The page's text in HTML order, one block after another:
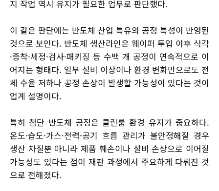
지 작업 역시 유지가 필요한 업무로 판단했다.
이 같은 판단에는 반도체 산업 특유의 공정 특성이 반영된
것으로 보인다. 반도체 생산라인은 웨이퍼 투입 이후 식각
·증착·세정·검사·패키징 등 수백 개 공정이 연속적으로 이
어지는 형태다. 일부 설비 이상이나 환경 변화만으로도 전
체 수율 저하나 공정 손상이 발생할 가능성이 있다는 것이
업계 설명이다.
특히 첨단 반도체 공정은 클린룸 환경 유지가 중요하다.
온도·습도·가스·전력·공기 흐름 관리가 불안정해질 경우
생산 차질뿐 아니라 제품 훼손이나 설비 손상으로 이어질
가능성도 있다는 점이 재판 과정에서 주요하게 다뤄진 것
으로 전해졌다.